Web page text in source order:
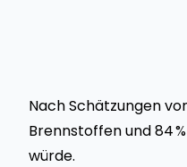
Nach Schätzungen
Brennstoffen und 84
würde.